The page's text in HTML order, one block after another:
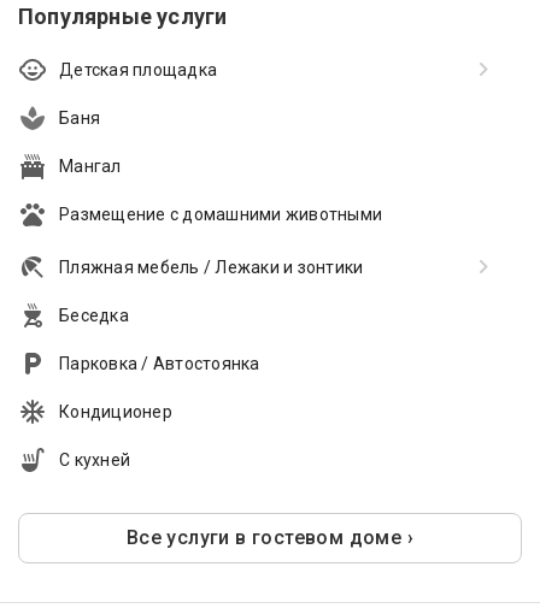
Популярные услуги
Детская площадка
Баня
Мангал
Размещение с домашними животными
Пляжная мебель / Лежаки и зонтики
Беседка
Парковка / Автостоянка
Кондиционер
С кухней
Все услуги в гостевом доме ›